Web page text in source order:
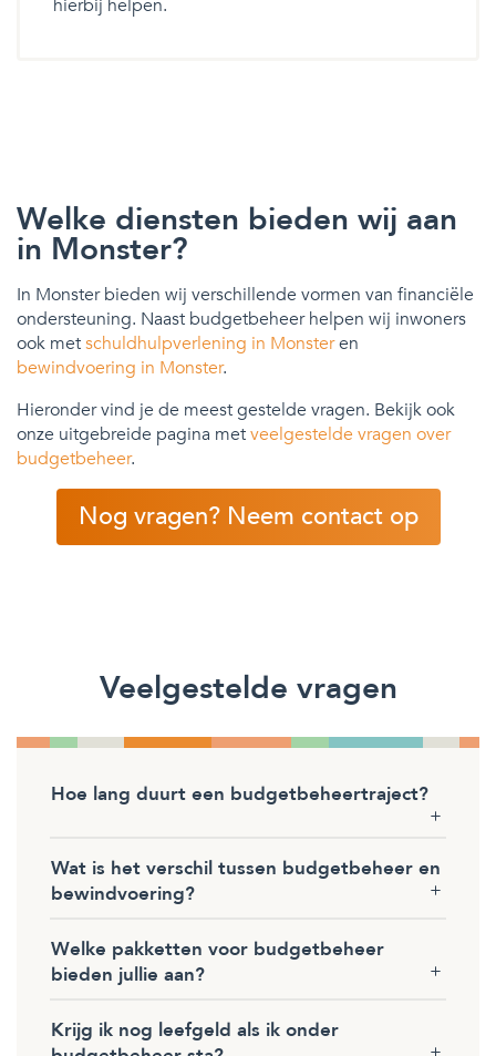
hierbij helpen.
Welke diensten bieden wij aan
in Monster?
In Monster bieden wij verschillende vormen van financiële
ondersteuning. Naast budgetbeheer helpen wij inwoners
ook metschuldhulpverlening in Monsteren
bewindvoering in Monster.
Hieronder vind je de meest gestelde vragen. Bekijk ook
onze uitgebreide pagina metveelgestelde vragen over
budgetbeheer.
Nog vragen? Neem contact op
Veelgestelde vragen
Hoe lang duurt een budgetbeheertraject?
Wat is het verschil tussen budgetbeheer en
bewindvoering?
Welke pakketten voor budgetbeheer
bieden jullie aan?
Krijg ik nog leefgeld als ik onder